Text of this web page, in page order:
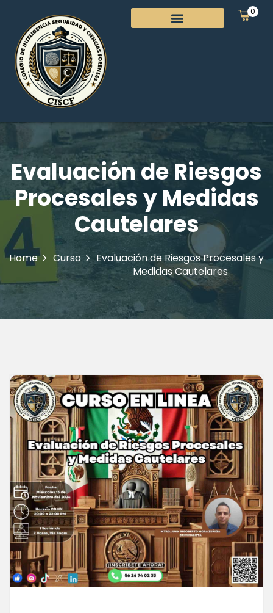
0
Evaluación de Riesgos
Procesales y Medidas
Cautelares
Home Curso
Evaluación de Riesgos Procesales y
Medidas Cautelares